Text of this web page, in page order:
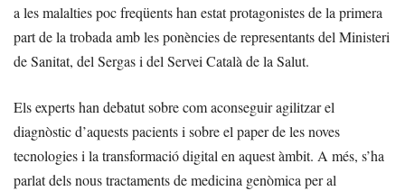
a les malalties poc freqüents han estat protagonistes de la primera
part de la trobada amb les ponències de representants del Ministeri
de Sanitat, del Sergas i del Servei Català de la Salut.
Els experts han debatut sobre com aconseguir agilitzar el
diagnòstic d’aquests pacients i sobre el paper de les noves
tecnologies i la transformació digital en aquest àmbit. A més, s’ha
parlat dels nous tractaments de medicina genòmica per al